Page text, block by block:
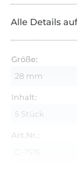
Alle Details
Größe:
28 mm
Inhalt:
5 Stück
Art.Nr.: